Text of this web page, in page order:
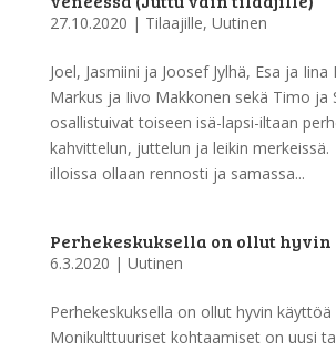
27.10.2020 | Tilaajille, Uutinen
Joel, Jasmiini ja Joosef Jylhä, Esa ja Iina
Markus ja Iivo Makkonen sekä Timo ja
osallistuivat toiseen isä-lapsi-iltaan
kahvittelun, juttelun ja leikin
illoissa ollaan rennosti ja samassa...
Perhekeskuksella on ollut hyvin
6.3.2020 | Uutinen
Perhekeskuksella on ollut hyvin käyttöä
Monikulttuuriset kohtaamiset on uusi